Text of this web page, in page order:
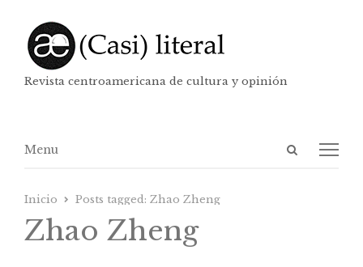
Revista centroamericana de cultura y opinión
Abrir
Menú
Menu
Inicio Posts tagged: Zhao Zheng
Zhao Zheng